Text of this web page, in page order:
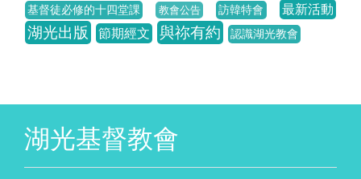
基督徒必修的十四堂課 教會公告 訪韓特會 最新活動
湖光出版 節期經文 與祢有約 認識湖光教會
湖光基督教會